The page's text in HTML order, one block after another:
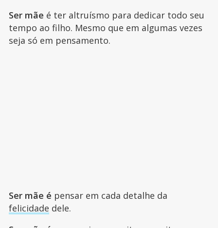
Ser mãe é ter altruísmo para dedicar todo seu
tempo ao filho. Mesmo que em algumas vezes
seja só em pensamento.
Ser mãe é pensar em cada detalhe da
felicidade dele.